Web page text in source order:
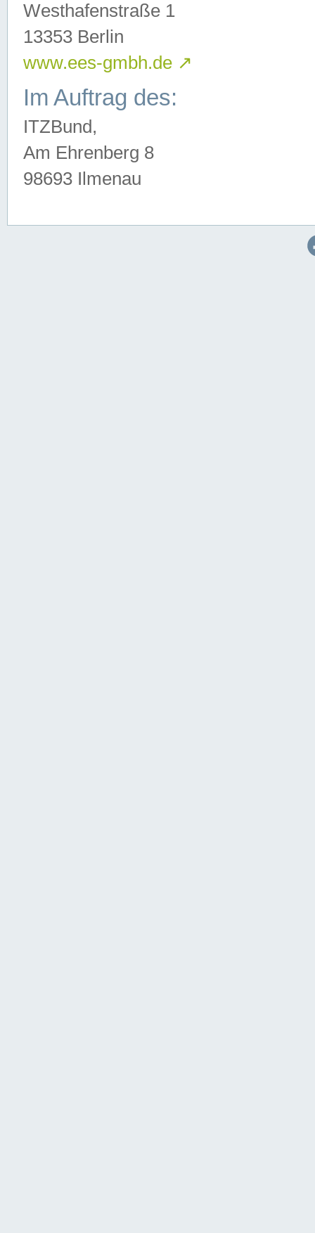
Westhafenstraße 1
13353 Berlin
www.ees-gmbh.de ↗
Im Auftrag des:
ITZBund,
Am Ehrenberg 8
98693 Ilmenau